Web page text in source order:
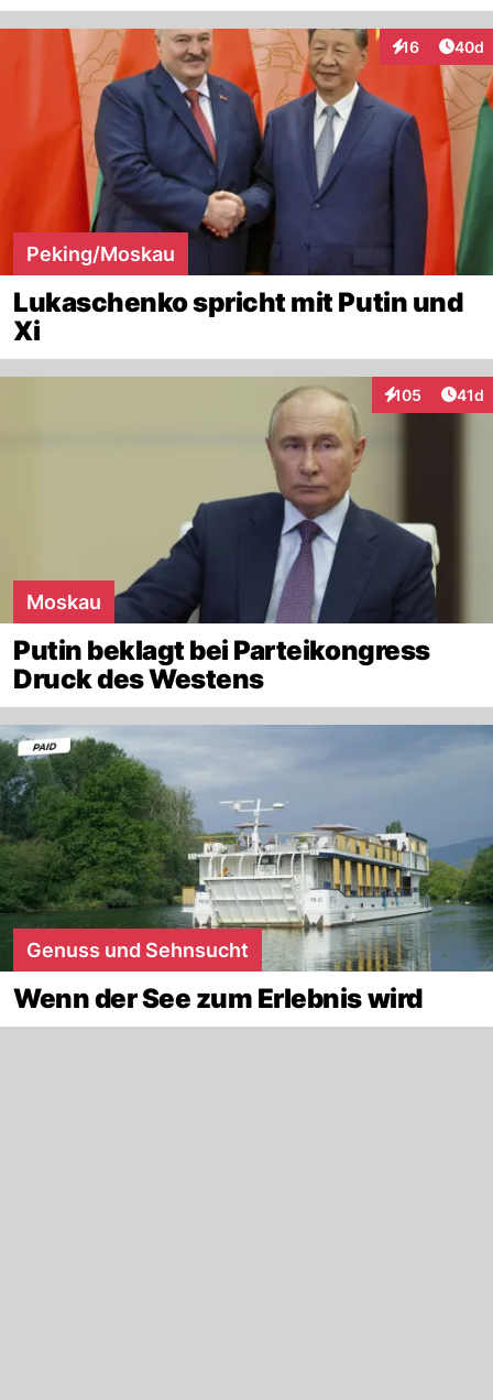
16
Interaktionen
40d
Peking/Moskau
Lukaschenko spricht mit Putin und
Xi
105
Interaktionen
41d
Moskau
Putin beklagt bei Parteikongress
Druck des Westens
Genuss und Sehnsucht
Wenn der See zum Erlebnis wird